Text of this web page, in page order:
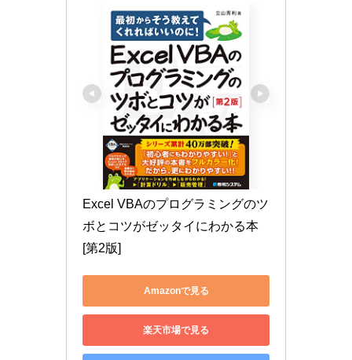
Excel VBAのプログラミングのツ
ボとコツがゼッタイにわかる本
[第2版]
Amazonで見る
楽天市場で見る